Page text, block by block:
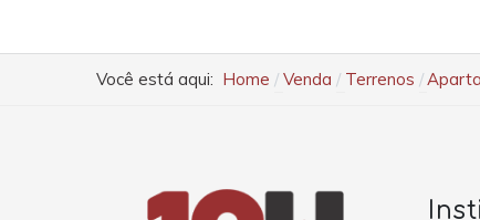
Você está aqui: Home Venda Terrenos